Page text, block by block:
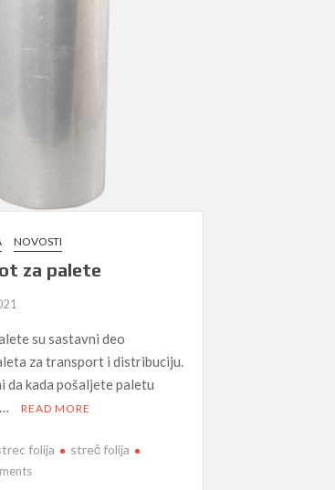
NOVOSTI
za palete
su sastavni deo
za transport i distribuciju.
da kada pošaljete paletu
READ MORE
folija
streč folija